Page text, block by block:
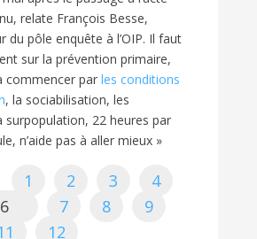
relate François Besse,
du pôle enquête à l’OIP. Il faut
sur la prévention primaire,
commencer par les conditions
, la sociabilisation, les
surpopulation, 22 heures par
n’aide pas à aller mieux »
1 2 3
4
6 7 8
9
12